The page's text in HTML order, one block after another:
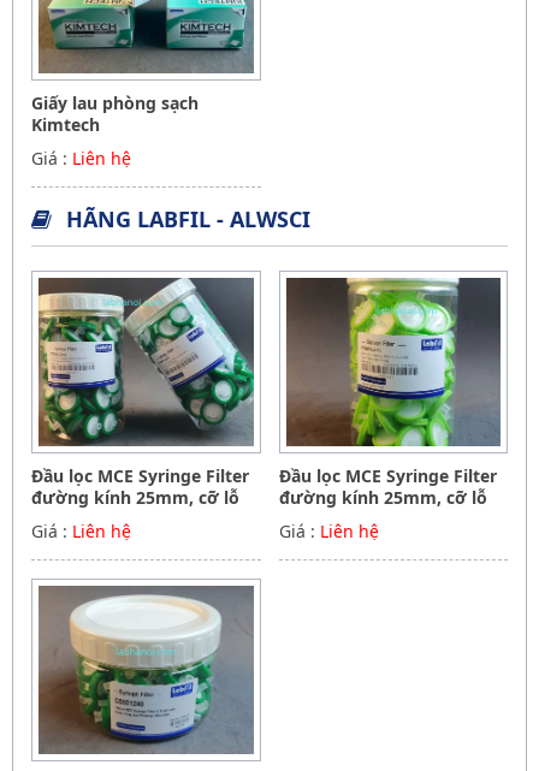
Giấy lau phòng sạch
Kimtech
Giá : Liên hệ
HÃNG LABFIL - ALWSCI
Đầu lọc MCE Syringe Filter
đường kính 25mm, cỡ lỗ
0.45um, ALWSCI C0001242
Giá : Liên hệ
Đầu lọc MCE Syringe Filter
đường kính 25mm, cỡ lỗ
0.22um, ALWSCI C0001241
Giá : Liên hệ